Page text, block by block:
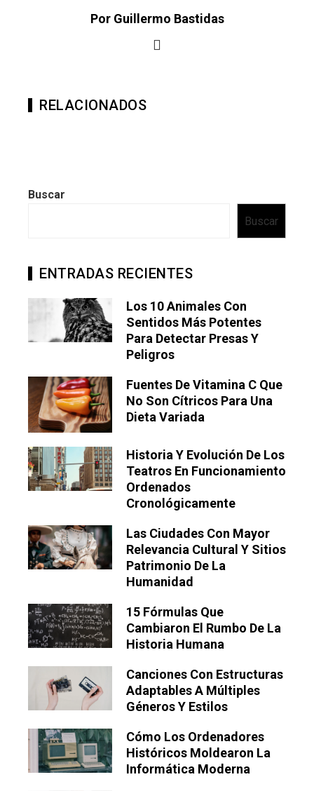
Por Guillermo Bastidas
RELACIONADOS
Buscar
Buscar
ENTRADAS RECIENTES
Los 10 Animales Con
Sentidos Más Potentes
Para Detectar Presas Y
Peligros
Fuentes De Vitamina C Que
No Son Cítricos Para Una
Dieta Variada
Historia Y Evolución De Los
Teatros En Funcionamiento
Ordenados
Cronológicamente
Las Ciudades Con Mayor
Relevancia Cultural Y Sitios
Patrimonio De La
Humanidad
15 Fórmulas Que
Cambiaron El Rumbo De La
Historia Humana
Canciones Con Estructuras
Adaptables A Múltiples
Géneros Y Estilos
Cómo Los Ordenadores
Históricos Moldearon La
Informática Moderna